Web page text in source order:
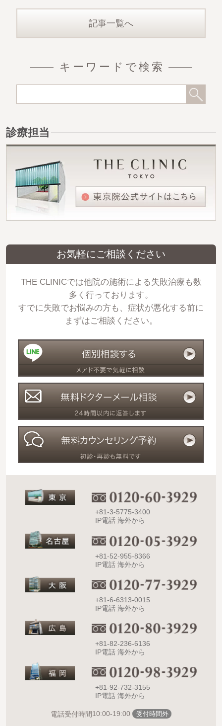
記事一覧へ
キーワードで検索
診療担当
お気軽にご相談ください
THE CLINICでは他院の施術による失敗治療も数
多く行っております。
すでに失敗でお悩みの方も、症状が悪化する前に
まずはご相談ください。
+81-3-5775-3400
IP電話 海外から
+81-52-955-8366
IP電話 海外から
+81-6-6313-0015
IP電話 海外から
+81-82-236-6136
IP電話 海外から
+81-92-732-3155
IP電話 海外から
電話受付時間10:00-19:00 受付時間外